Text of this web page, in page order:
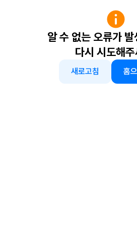
알 수 없는 오류가
다시 시도해
새로고침 홈